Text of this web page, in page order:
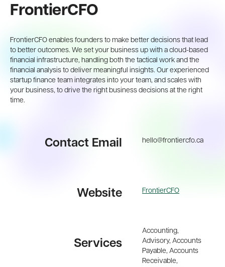
FrontierCFO
FrontierCFO enables founders to make better decisions that lead
to better outcomes. We set your business up with a cloud-based
financial infrastructure, handling both the tactical work and the
financial analysis to deliver meaningful insights. Our experienced
startup finance team integrates into your team, and scales with
your business, to drive the right business decisions at the right
time.
Contact Email hello@frontiercfo.ca
Website FrontierCFO
Services
Accounting,
Advisory, Accounts
Payable, Accounts
Receivable,